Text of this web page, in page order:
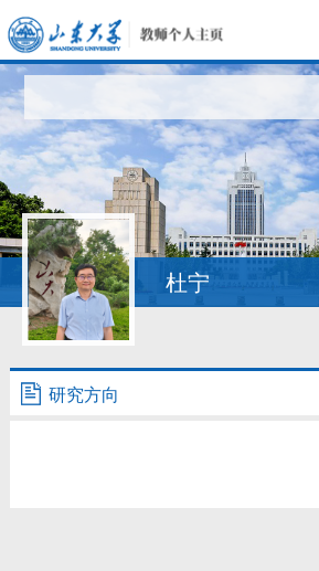
科学研究
教学研究
获奖信息
招生信息
学生信息
杜宁
研究方向